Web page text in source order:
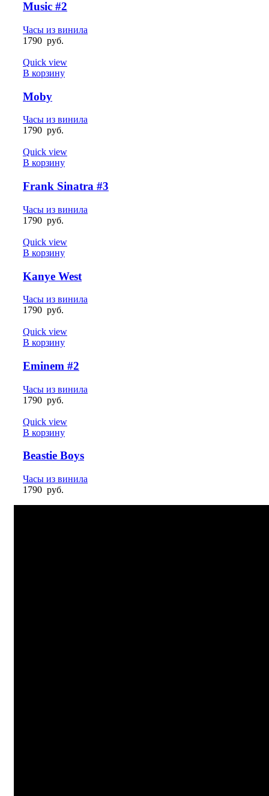
Music #2
Часы из винила
1790 руб.
Quick view
В корзину
Moby
Часы из винила
1790 руб.
Quick view
В корзину
Frank Sinatra #3
Часы из винила
1790 руб.
Quick view
В корзину
Kanye West
Часы из винила
1790 руб.
Quick view
В корзину
Eminem #2
Часы из винила
1790 руб.
Quick view
В корзину
Beastie Boys
Часы из винила
1790 руб.